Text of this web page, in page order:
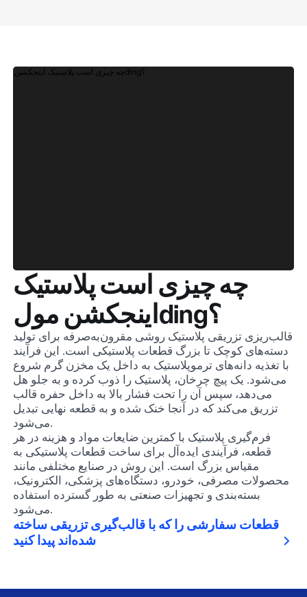
چه چیزی است پلاستیک
اینجکشن مولding؟
قالب‌ریزی تزریقی پلاستیک روشی مقرون‌به‌صرفه برای تولید
دسته‌های کوچک تا بزرگ قطعات پلاستیکی است. این فرآیند
با تغذیه دانه‌های ترموپلاستیک به داخل یک مخزن گرم شروع
می‌شود. یک پیچ چرخان، پلاستیک را ذوب کرده و به جلو هل
می‌دهد، سپس آن را تحت فشار بالا به داخل حفره قالب
تزریق می‌کند که در آنجا خنک شده و به قطعه نهایی تبدیل
می‌شود.
فرم‌گیری پلاستیک با کمترین ضایعات مواد و هزینه در هر
قطعه، فرآیندی ایده‌آل برای ساخت قطعات پلاستیکی به
مقیاس بزرگ است. این روش در صنایع مختلفی مانند
محصولات مصرفی، خودرو، دستگاه‌های پزشکی، الکترونیک،
بسته‌بندی و تجهیزات صنعتی به طور گسترده استفاده
می‌شود.
قطعات سفارشی را که با قالب‌گیری تزریقی ساخته
شده‌اند پیدا کنید